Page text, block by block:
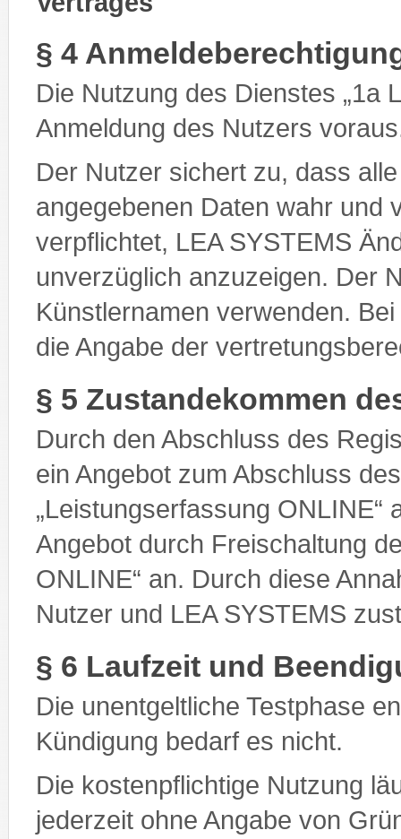
§ 4
Die Nutzung des Dienstes „1a
Anmeldung des Nutzers
Der Nutzer sichert zu, dass
angegebenen Daten wahr und
verpflichtet, LEA SYSTEMS
unverzüglich anzuzeigen. Der
Künstlernamen verwenden.
die Angabe der
§ 5 Zustandekommen
Durch den Abschluss des
ein Angebot zum Abschluss
„Leistungserfassung ONLINE“
Angebot durch Freischaltung
ONLINE“ an. Durch diese
Nutzer und LEA SYSTEMS
§ 6 Laufzeit und
Die unentgeltliche Testphase
Kündigung bedarf es nicht.
Die kostenpflichtige Nutzung
jederzeit ohne Angabe von